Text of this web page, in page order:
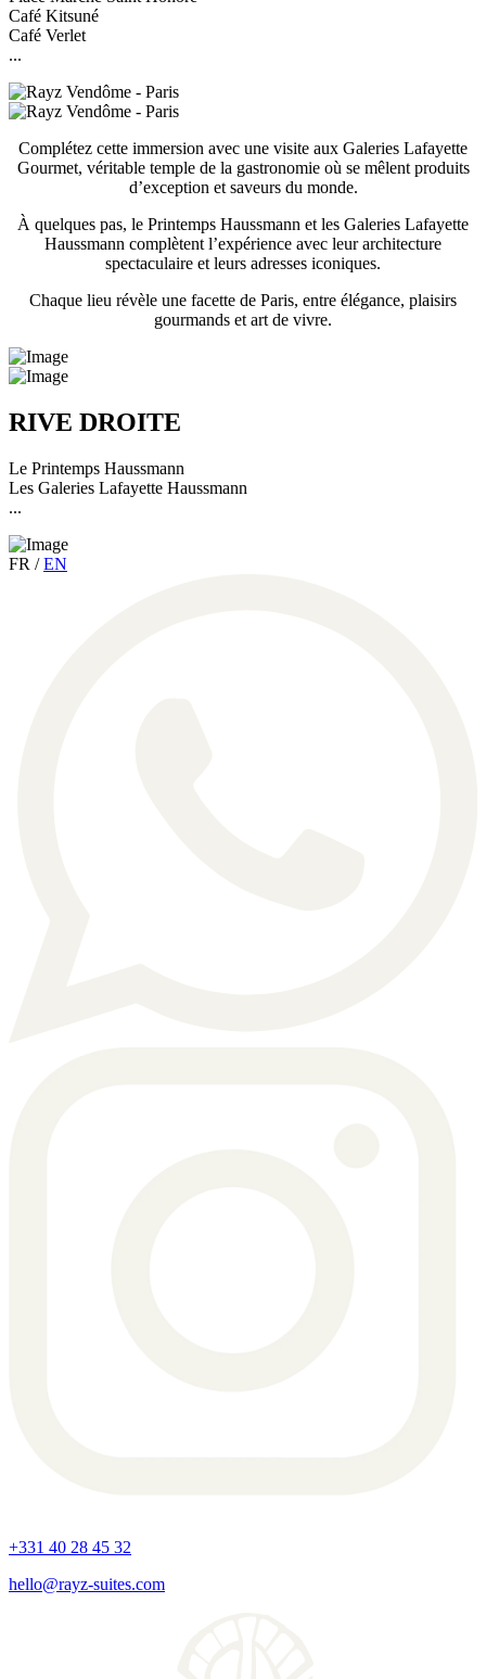
Café Kitsuné
Café Verlet
...
Complétez cette immersion avec une visite aux Galeries Lafayette
Gourmet, véritable temple de la gastronomie où se mêlent produits
d’exception et saveurs du monde.
À quelques pas, le Printemps Haussmann et les Galeries Lafayette
Haussmann complètent l’expérience avec leur architecture
spectaculaire et leurs adresses iconiques.
Chaque lieu révèle une facette de Paris, entre élégance, plaisirs
gourmands et art de vivre.
RIVE DROITE
Le Printemps Haussmann
Les Galeries Lafayette Haussmann
...
FR /EN
+331 40 28 45 32
hello@rayz-suites.com